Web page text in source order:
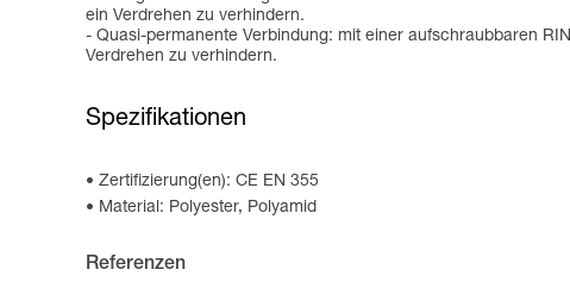
ein Verdrehen zu verhindern.
- Quasi-permanente Verbindung: mit einer aufschraubbaren
Verdrehen zu verhindern.
Spezifikationen
Zertifizierung(en): CE EN 355
Material: Polyester, Polyamid
Referenzen